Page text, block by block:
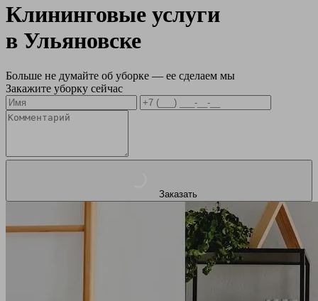
Клининговые услуги
в Ульяновске
Больше не думайте об уборке — ее сделаем мы
Закажите уборку сейчас
Заказать